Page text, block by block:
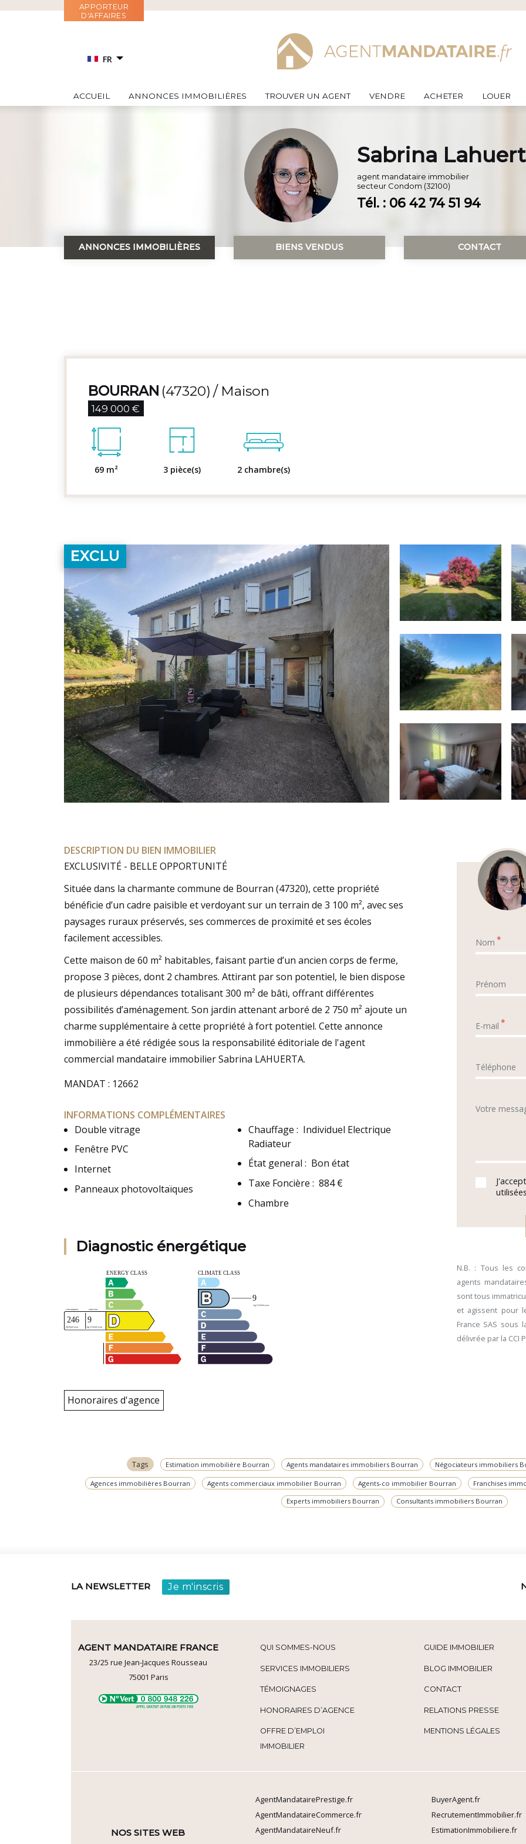
APPORTEUR
D'AFFAIRES
FR
RU
ACCUEIL ANNONCES IMMOBILIÈRES TROUVER UN AGENT VENDRE ACHETER LOUER
Sabrina
agent mandataire immobilier
secteur Condom (32100)
Tél. : 06 42 74 51 94
ANNONCES IMMOBILIÈRES BIENS VENDUS CONTACT
BOURRAN (47320) Maison
149 000 €
69 m² 3 pièce(s) 2 chambre(s)
EXCLU
DESCRIPTION DU BIEN IMMOBILIER
EXCLUSIVITÉ - BELLE OPPORTUNITÉ
Située dans la charmante commune de Bourran (47320), cette propriété
bénéficie d’un cadre paisible et verdoyant sur un terrain de 3 100 m², avec ses
paysages ruraux préservés, ses commerces de proximité et ses écoles
facilement accessibles.
Cette maison de 60 m² habitables, faisant partie d’un ancien corps de ferme,
propose 3 pièces, dont 2 chambres. Attirant par son potentiel, le bien dispose
de plusieurs dépendances totalisant 300 m² de bâti, offrant différentes
possibilités d’aménagement. Son jardin attenant arboré de 2 750 m² ajoute un
charme supplémentaire à cette propriété à fort potentiel. Cette annonce
immobilière a été rédigée sous la responsabilité éditoriale de l'agent
commercial mandataire immobilier Sabrina LAHUERTA.
MANDAT : 12662
INFORMATIONS COMPLÉMENTAIRES
Double vitrage
Fenêtre PVC
Internet
Panneaux photovoltaïques
Chauffage : Individuel Electrique
Radiateur
État general : Bon état
Taxe Foncière :884 €
Chambre
Diagnostic énergétique
Honoraires d'agence
Nom *
Prénom
E-mail *
Téléphone
Votre
N.B. : Tous les
agents
sont tous
et agissent pour
France SAS sous
délivrée par la CCI
Tags Estimation immobilière Bourran Agents mandataires immobiliers Bourran Négociateurs immobiliers
Agences immobilières Bourran Agents commerciaux immobilier Bourran Agents-co immobilier Bourran Franchises
Experts immobiliers Bourran Consultants immobiliers Bourran
LA NEWSLETTER Je m'inscris
AGENT MANDATAIRE FRANCE
23/25 rue Jean-Jacques Rousseau
75001 Paris
QUI SOMMES-NOUS
SERVICES IMMOBILIERS
TÉMOIGNAGES
HONORAIRES D’AGENCE
OFFRE D’EMPLOI
IMMOBILIER
GUIDE IMMOBILIER
BLOG IMMOBILIER
CONTACT
RELATIONS PRESSE
MENTIONS LÉGALES
NOS SITES WEB
AgentMandatairePrestige.fr
AgentMandataireCommerce.fr
AgentMandataireNeuf.fr
BuyerAgent.fr
RecrutementImmobilier.fr
EstimationImmobiliere.fr